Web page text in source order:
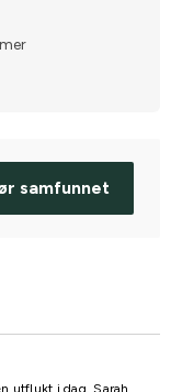
samfunnet
utflukt i dag. Sarah